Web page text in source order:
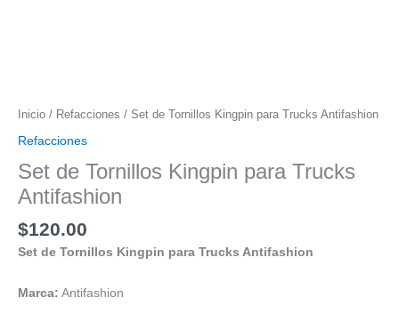
Inicio / Refacciones / Set de Tornillos Kingpin para Trucks Antifashion
Refacciones
Set de Tornillos Kingpin para Trucks
Antifashion
$120.00
Set de Tornillos Kingpin para Trucks Antifashion
Marca: Antifashion